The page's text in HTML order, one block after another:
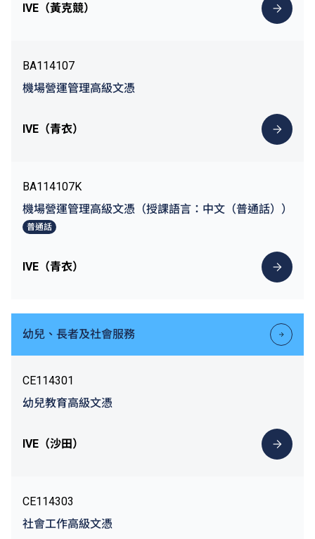
IVE（黃克競）
BA114107
機場營運管理高級文憑
IVE（青衣）
BA114107K
機場營運管理高級文憑（授課語言：中文（普通話））
普通話
IVE（青衣）
幼兒、長者及社會服務
CE114301
幼兒教育高級文憑
IVE（沙田）
CE114303
社會工作高級文憑